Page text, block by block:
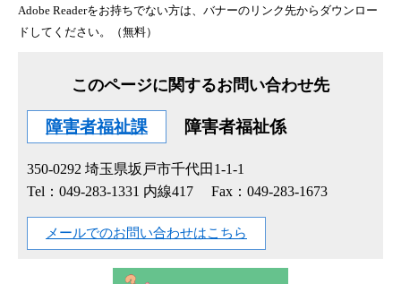
Adobe Readerをお持ちでない方は、バナーのリンク先からダウンロー
ドしてください。（無料）
このページに関するお問い合わせ先
障害者福祉課 障害者福祉係
350-0292 埼玉県坂戸市千代田1-1-1
Tel：049-283-1331 内線417
Fax：049-283-1673
メールでのお問い合わせはこちら